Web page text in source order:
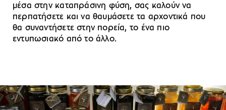
μέσα στην καταπράσινη φύση, σας καλούν να
περπατήσετε και να θαυμάσετε τα αρχοντικά που
θα συναντήσετε στην πορεία, το ένα πιο
εντυπωσιακό από το άλλο.